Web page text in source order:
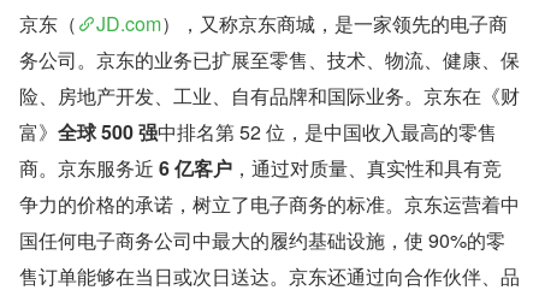
京东（ JD.com），又称京东商城，是一家领先的电子商
务公司。京东的业务已扩展至零售、技术、物流、健康、保
险、房地产开发、工业、自有品牌和国际业务。京东在《财
富》 全球 500 强中排名第 52 位，是中国收入最高的零售
商。京东服务近 6 亿客户 ，通过对质量、真实性和具有竞
争力的价格的承诺，树立了电子商务的标准。京东运营着中
国任何电子商务公司中最大的履约基础设施，使 90%的零
售订单能够在当日或次日送达。京东还通过向合作伙伴、品